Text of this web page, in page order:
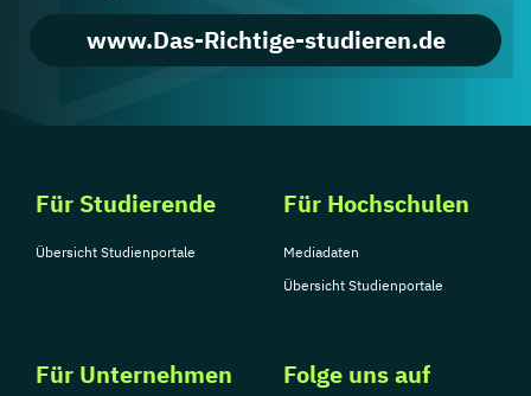
www.Das-Richtige-studieren.de
Für Studierende
Übersicht Studienportale
Für Hochschulen
Mediadaten
Übersicht Studienportale
Für Unternehmen Folge uns auf